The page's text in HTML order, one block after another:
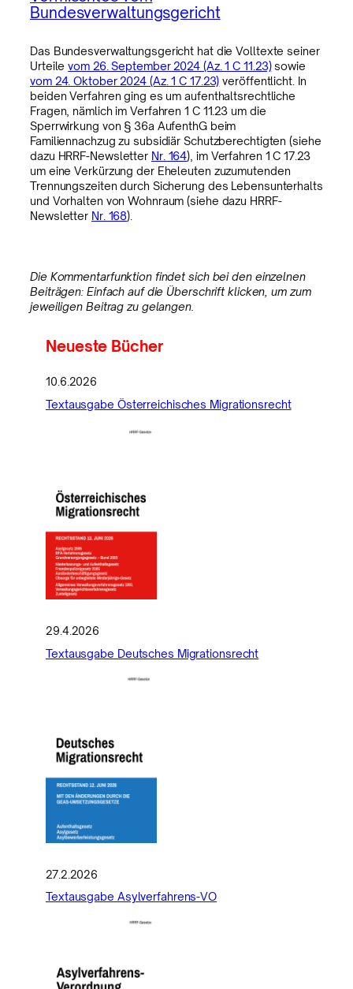
Bundesverwaltungsgericht
Das Bundesverwaltungsgericht hat die Volltexte seiner
Urteilevom 26. September 2024 (Az. 1 C 11.23)sowie
vom 24. Oktober 2024 (Az. 1 C 17.23) veröffentlicht. In
beiden Verfahren ging es um aufenthaltsrechtliche
Fragen, nämlich im Verfahren 1 C 11.23 um die
Sperrwirkung von § 36a AufenthG beim
Familiennachzug zu subsidiär Schutzberechtigten (siehe
dazu HRRF-Newsletter Nr. 164), im Verfahren 1 C 17.23
um eine Verkürzung der Eheleuten zuzumutenden
Trennungszeiten durch Sicherung des Lebensunterhalts
und Vorhalten von Wohnraum (siehe dazu HRRF-
Newsletter Nr. 168).
Die Kommentarfunktion findet sich bei den einzelnen
Beiträgen: Einfach auf die Überschrift klicken, um zum
jeweiligen Beitrag zu gelangen.
Neueste Bücher
10.6.2026
Textausgabe Österreichisches Migrationsrecht
29.4.2026
Textausgabe Deutsches Migrationsrecht
27.2.2026
Textausgabe Asylverfahrens-VO